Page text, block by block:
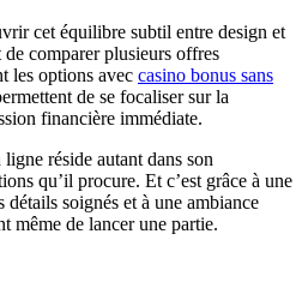
cet équilibre subtil entre design et
comparer plusieurs offres
les options avec casino bonus sans
de se focaliser sur la
financière immédiate.
réside autant dans son
qu’il procure. Et c’est grâce à une
soignés et à une ambiance
même de lancer une partie.